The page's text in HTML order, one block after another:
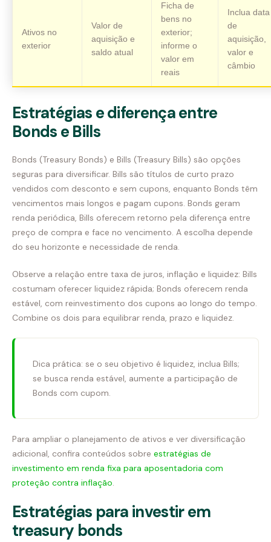
Ativos no
exterior
Valor de
aquisição e
saldo atual
Ficha de
bens no
exterior;
informe o
valor em
reais
Inclua data
de
aquisição,
valor e
câmbio
Estratégias e diferença entre
Bonds e Bills
Bonds (Treasury Bonds) e Bills (Treasury Bills) são opções
seguras para diversificar. Bills são títulos de curto prazo
vendidos com desconto e sem cupons, enquanto Bonds têm
vencimentos mais longos e pagam cupons. Bonds geram
renda periódica, Bills oferecem retorno pela diferença entre
preço de compra e face no vencimento. A escolha depende
do seu horizonte e necessidade de renda.
Observe a relação entre taxa de juros, inflação e liquidez: Bills
costumam oferecer liquidez rápida; Bonds oferecem renda
estável, com reinvestimento dos cupons ao longo do tempo.
Combine os dois para equilibrar renda, prazo e liquidez.
Dica prática: se o seu objetivo é liquidez, inclua Bills;
se busca renda estável, aumente a participação de
Bonds com cupom.
Para ampliar o planejamento de ativos e ver diversificação
adicional, confira conteúdos sobre estratégias de
investimento em renda fixa para aposentadoria com
proteção contra inflação.
Estratégias para investir em
treasury bonds